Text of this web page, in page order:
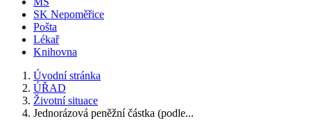
SK Nepoměřice
Pošta
Lékař
Knihovna
Úvodní stránka
ÚŘAD
Životní situace
Jednorázová peněžní částka (podle...